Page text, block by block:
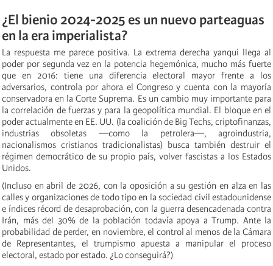
¿El bienio 2024-2025 es un nuevo parteaguas
en la era imperialista?
La respuesta me parece positiva. La extrema derecha yanqui llega al
poder por segunda vez en la potencia hegemónica, mucho más fuerte
que en 2016: tiene una diferencia electoral mayor frente a los
adversarios, controla por ahora el Congreso y cuenta con la mayoría
conservadora en la Corte Suprema. Es un cambio muy importante para
la correlación de fuerzas y para la geopolítica mundial. El bloque en el
poder actualmente en EE. UU. (la coalición de Big Techs, criptofinanzas,
industrias obsoletas —como la petrolera—, agroindustria,
nacionalismos cristianos tradicionalistas) busca también destruir el
régimen democrático de su propio país, volver fascistas a los Estados
Unidos.
(Incluso en abril de 2026, con la oposición a su gestión en alza en las
calles y organizaciones de todo tipo en la sociedad civil estadounidense
e índices récord de desaprobación, con la guerra desencadenada contra
Irán, más del 30% de la población todavía apoya a Trump. Ante la
probabilidad de perder, en noviembre, el control al menos de la Cámara
de Representantes, el trumpismo apuesta a manipular el proceso
electoral, estado por estado. ¿Lo conseguirá?)